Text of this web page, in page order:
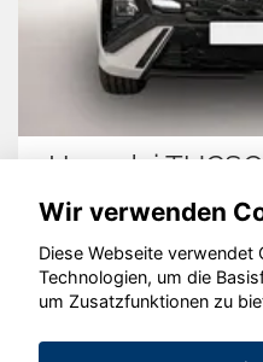
Hyundai
©
Wir verwenden
Diese Webseite verwendet
Technologien, um die
um Zusatzfunktionen zu